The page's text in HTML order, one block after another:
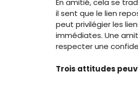
En amitié, cela se
il sent que le lien
peut privilégier les
immédiates. Une
respecter une
Trois attitudes